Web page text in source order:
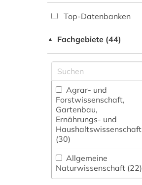
Top-Datenbanken
▲ Fachgebiete (44)
Agrar- und
Forstwissenschaft,
Gartenbau,
Ernährungs- und
Haushaltswissenschaft
(30)
Allgemeine
Naturwissenschaft (22)